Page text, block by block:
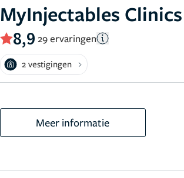
MyInjectables Clinics
8,9 29 ervaringen
2 vestigingen
Meer informatie